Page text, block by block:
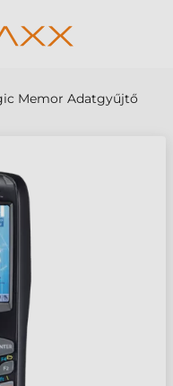
Memor Adatgyűjtő